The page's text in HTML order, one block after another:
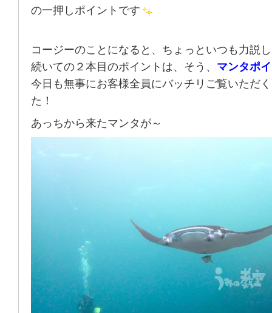
の一押しポイントです
コージーのことになると、ちょっといつも力説
続いての２本目のポイントは、そう、 マンタポ
今日も無事にお客様全員にバッチリご覧いただ
た！
あっちから来たマンタが～